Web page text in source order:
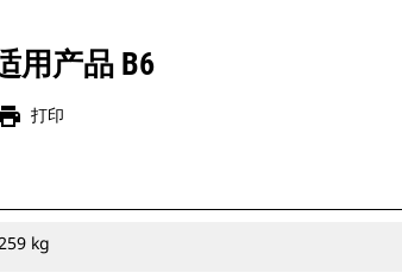
用产品 B6
打印
kg